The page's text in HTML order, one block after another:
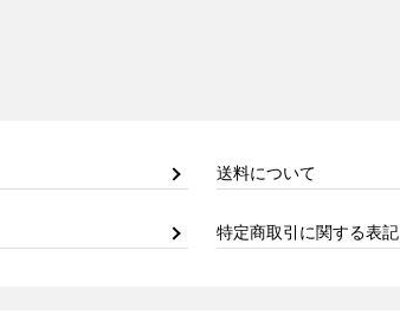
送料について
特定商取引に関する表記